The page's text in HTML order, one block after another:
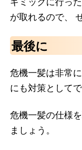
が取れるので、
最後に
危機一髪は非常
にも対策として
危機一髪の仕様
ましょう。